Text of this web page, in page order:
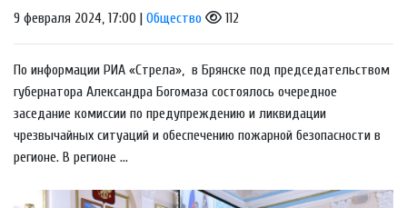
9 февраля 2024, 17:00 | Общество 112
По информации РИА «Стрела», в Брянске под председательством
губернатора Александра Богомаза состоялось очередное
заседание комиссии по предупреждению и ликвидации
чрезвычайных ситуаций и обеспечению пожарной безопасности в
регионе. В регионе ...